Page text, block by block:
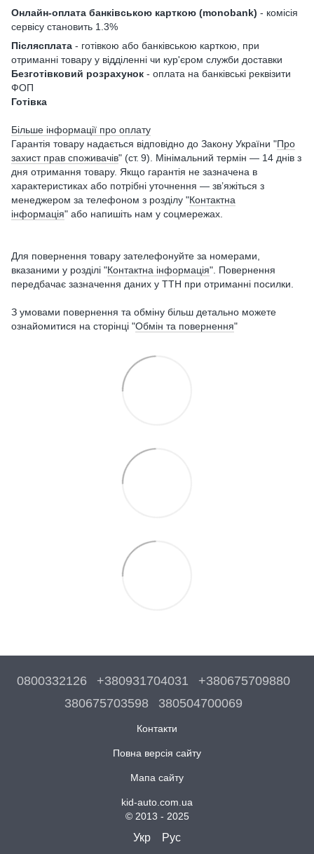
Онлайн-оплата банківською карткою (monobank) - комісія
сервісу становить 1.3%
Післясплата - готівкою або банківською карткою, при
отриманні товару у відділенні чи кур'єром служби доставки
Безготівковий розрахунок - оплата на банківські реквізити
ФОП
Готівка
Більше інформації про оплату
Гарантія товару надається відповідно до Закону України "Про
захист прав споживачів" (ст. 9). Мінімальний термін — 14 днів з
дня отримання товару. Якщо гарантія не зазначена в
характеристиках або потрібні уточнення — зв’яжіться з
менеджером за телефоном з розділу "Контактна
інформація" або напишіть нам у соцмережах.
Для повернення товару зателефонуйте за номерами,
вказаними у розділі "Контактна інформація". Повернення
передбачає зазначення даних у ТТН при отриманні посилки.
З умовами повернення та обміну більш детально можете
ознайомитися на сторінці "Обмін та повернення"
0800332126 +380931704031
+380675709880
380675703598
380504700069
Контакти
Повна версія сайту
Мапа сайту
kid-auto.com.ua
© 2013 - 2025
Укр Рус